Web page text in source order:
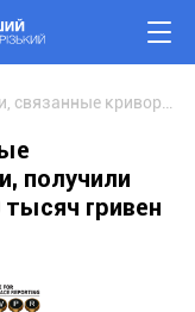
получили
гривен